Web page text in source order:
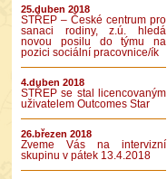
25.duben 2018
STŘEP – České centrum pro
sanaci rodiny, z.ú. hledá
novou posilu do týmu na
pozici sociální pracovnice/ík
4.duben 2018
STŘEP se stal licencovaným
uživatelem Outcomes Star
26.březen 2018
Zveme Vás na intervizní
skupinu v pátek 13.4.2018